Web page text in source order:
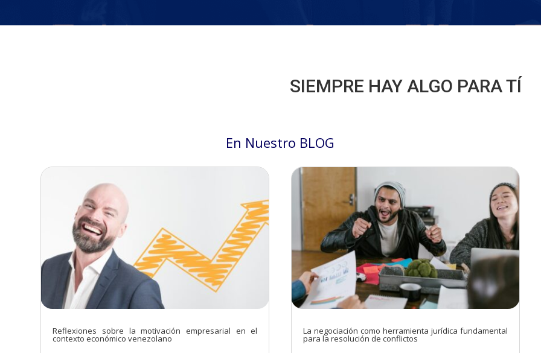
SIEMPRE HAY ALGO PARA TÍ
En Nuestro BLOG
Reflexiones sobre la motivación empresarial en el
contexto económico venezolano
La negociación como herramienta jurídica fundamental
para la resolución de conflictos